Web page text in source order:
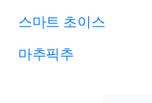
스마트 초이스
마추픽추